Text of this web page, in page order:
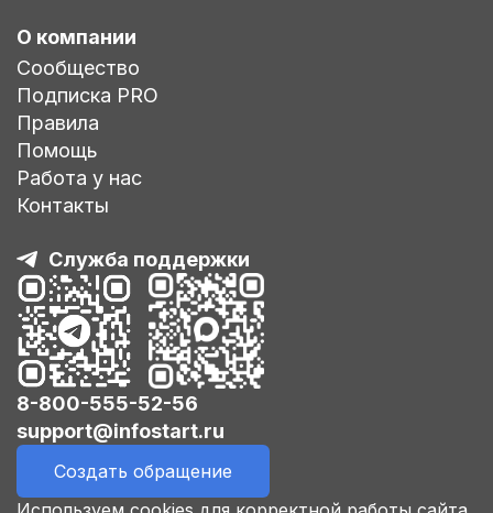
О компании
Сообщество
Подписка PRO
Правила
Помощь
Работа у нас
Контакты
Служба поддержки
8-800-555-52-56
support@infostart.ru
Создать обращение